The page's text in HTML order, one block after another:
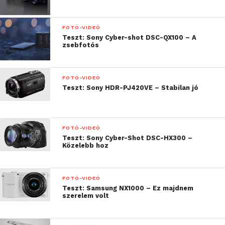
megtanít minket rá. Aki tehát szeretne tanulni,
annak is tökéletes, még ahasználati útmutatóbanis
összefoglalják nekünk az alapokat.
A következő élményünk az, hogy bármennyire is
bénázunk eleinte, az elkészített fotók azért jók ám.
Az automatika ugyanis javítja a hibáinkat és nagyon
FOTÓ-VIDEÓ
Teszt: Sony Cyber-shot DSC-QX100 – A
zsebfotós
FOTÓ-VIDEÓ
Teszt: Sony HDR-PJ420VE – Stabilan jó
FOTÓ-VIDEÓ
Teszt: Sony Cyber-Shot DSC-HX300 –
Közelebb hoz
FOTÓ-VIDEÓ
Teszt: Samsung NX1000 – Ez majdnem
szerelem volt